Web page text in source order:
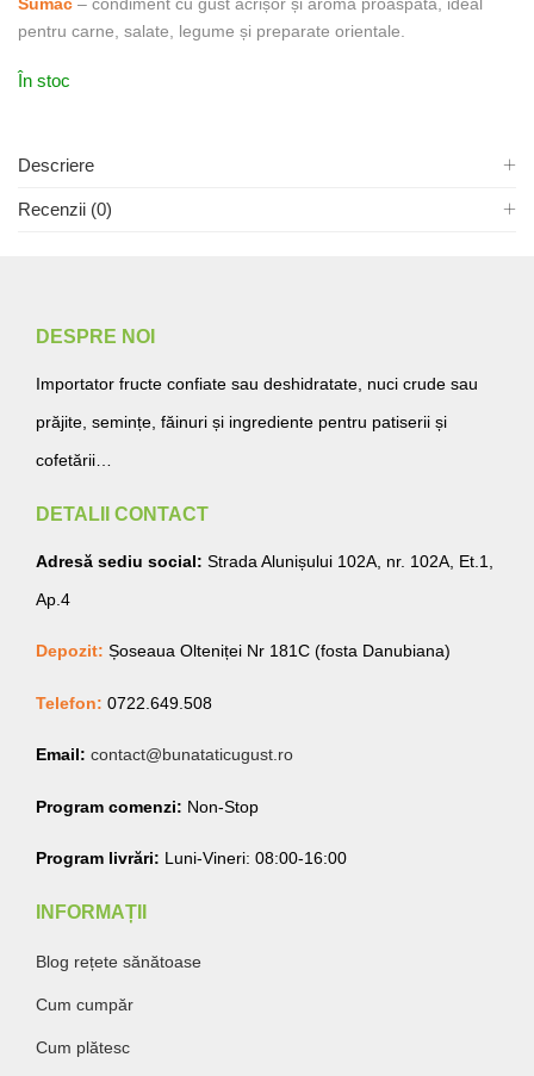
pentru carne, salate, legume și preparate orientale.
În stoc
Descriere
Recenzii (0)
DESPRE NOI
Importator fructe confiate sau deshidratate, nuci crude sau
prăjite, semințe, făinuri și ingrediente pentru patiserii și
cofetării…
DETALII CONTACT
Adresă sediu social: Strada Alunișului 102A, nr. 102A, Et.1,
Ap.4
Depozit: Șoseaua Olteniței Nr 181C (fosta Danubiana)
Telefon: 0722.649.508
Email: contact@bunataticugust.ro
Program comenzi: Non-Stop
Program livrări: Luni-Vineri: 08:00-16:00
INFORMAȚII
Blog rețete sănătoase
Cum cumpăr
Cum plătesc